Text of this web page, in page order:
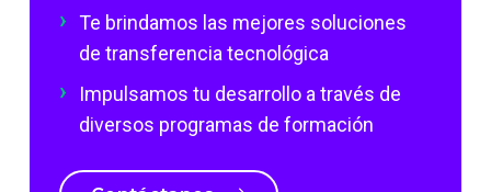
Te brindamos las mejores soluciones
de transferencia tecnológica
Impulsamos tu desarrollo a través de
diversos programas de formación